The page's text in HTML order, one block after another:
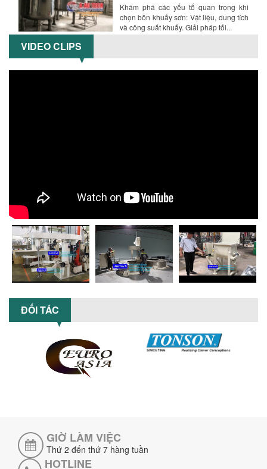
Khám phá các yếu tố quan trọng khi
chọn bồn khuấy sơn: Vật liệu, dung tích
và công suất khuấy. Giải pháp tối...
ĐỊNH CHẤT LƯỢNG SẢN PHẨM CUỐI
KHÍ NÉN TRONG NGÀNH SẢN XUẤT HIỆN
ĐẠI: AN TOÀN – TIẾT KIỆM – BỀN BỈ
Khám phá xu hướng máy khuấy sơn khí
nén – Giải pháp an toàn, tiết kiệm, bền
bỉ cho sản xuất sơn công nghiệp...
CÓ NÊN ĐẦU TƯ MÁY NGHIỀN DUNG MÔI
TỐI ƯU NĂNG SUẤT VÀ CHI PHÍ VỚI MÁY
KHUẤY 3 TRỤC CÔNG SUẤT LỚN
VIDEO CLIPS
ĐỐI TÁC
GIỜ LÀM VIỆC
Thứ 2 đến thứ 7 hàng tuần
HOTLINE